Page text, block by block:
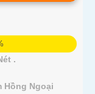
.
Hồng Ngoại